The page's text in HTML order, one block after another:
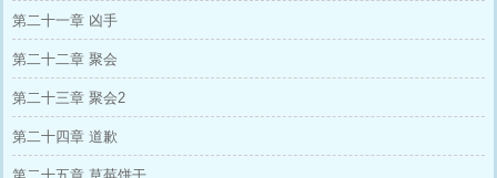
第二十一章 凶手
第二十二章 聚会
第二十三章 聚会2
第二十四章 道歉